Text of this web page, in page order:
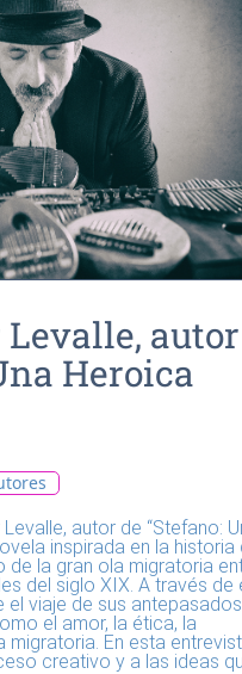
Levalle, autor
Heroica
autor de “Stefano:
inspirada en la historia
de la gran ola migratoria
del siglo XIX. A través de
el viaje de sus
el amor, la ética, la
migratoria. En esta
creativo y a las ideas